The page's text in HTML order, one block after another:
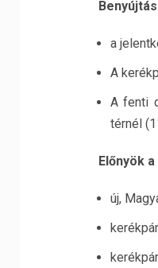
a
A
A fenti
térnél
Előnyök
új,